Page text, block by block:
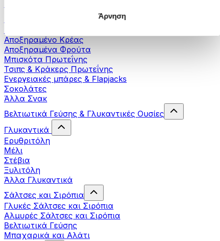
Άρνηση
Αποξηραμένο Κρέας
Αποξηραμένα Φρούτα
Μπισκότα Πρωτεΐνης
Τσιπς & Kράκερς Πρωτεΐνης
Ενεργειακές μπάρες & Flapjacks
Σοκολάτες
Άλλα Σνακ
Βελτιωτικά Γεύσης & Γλυκαντικές Ουσίες
Γλυκαντικά
Ερυθριτόλη
Μέλι
Στέβια
Ξυλιτόλη
Άλλα Γλυκαντικά
Σάλτσες και Σιρόπια
Γλυκές Σάλτσες και Σιρόπια
Αλμυρές Σάλτσες και Σιρόπια
Bελτιωτικά Γεύσης
Μπαχαρικά και Αλάτι